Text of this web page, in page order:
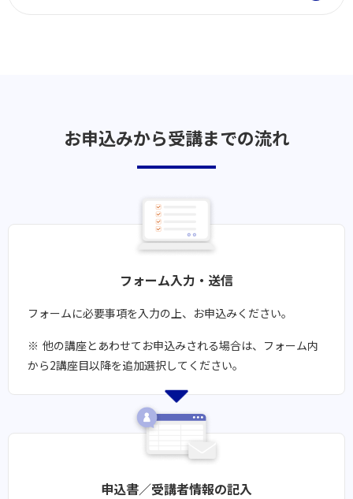
お申込みから受講までの流れ
フォーム入力・送信
フォームに必要事項を入力の上、お申込みください。
他の講座とあわせてお申込みされる場合は、フォーム内
から2講座目以降を追加選択してください。
申込書／受講者情報の記入